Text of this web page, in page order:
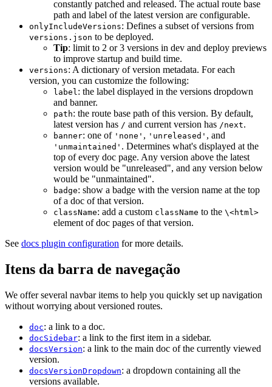
constantly patched and released. The actual route base
path and label of the latest version are configurable.
onlyIncludeVersions: Defines a subset of versions from
versions.json to be deployed.
Tip: limit to 2 or 3 versions in dev and deploy previews
to improve startup and build time.
versions: A dictionary of version metadata. For each
version, you can customize the following:
label : the label displayed in the versions dropdown
and banner.
path: the route base path of this version. By default,
latest version has / and current version has /next.
banner: one of 'none' , 'unreleased' , and
'unmaintained' . Determines what's displayed at the
top of every doc page. Any version above the latest
version would be "unreleased", and any version below
would be "unmaintained".
badge: show a badge with the version name at the top
of a doc of that version.
className: add a custom className to the \<html>
element of doc pages of that version.
See docs plugin configuration for more details.
Itens da barra de navegação
We offer several navbar items to help you quickly set up navigation
without worrying about versioned routes.
doc: a link to a doc.
docSidebar: a link to the first item in a sidebar.
docsVersion: a link to the main doc of the currently viewed
version.
docsVersionDropdown: a dropdown containing all the
versions available.